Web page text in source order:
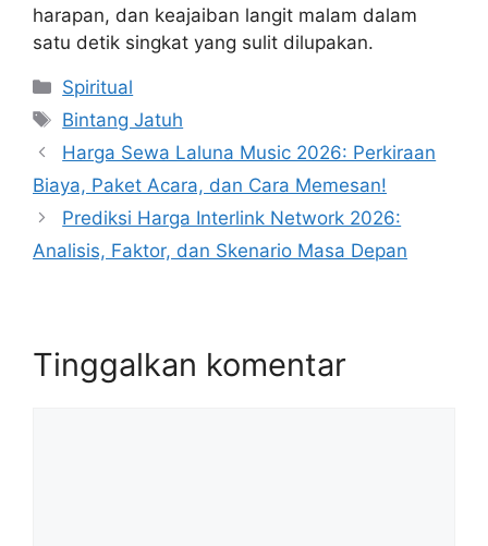
harapan, dan keajaiban langit malam dalam
satu detik singkat yang sulit dilupakan.
Kategori
Spiritual
Tag
Bintang Jatuh
Harga Sewa Laluna Music 2026: Perkiraan
Biaya, Paket Acara, dan Cara Memesan!
Prediksi Harga Interlink Network 2026:
Analisis, Faktor, dan Skenario Masa Depan
Tinggalkan komentar